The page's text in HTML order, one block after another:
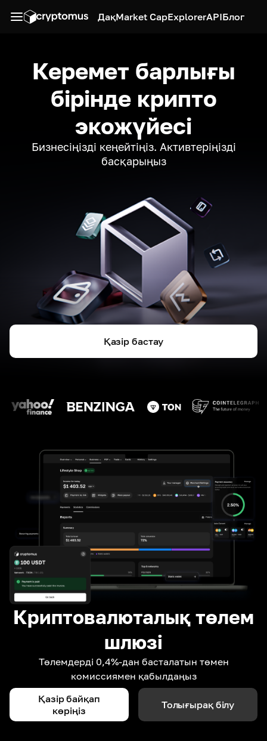
ДақMarket CapExplorerAPIБлог
Керемет барлығы
бірінде крипто
экожүйесі
Бизнесіңізді кеңейтіңіз. Активтеріңізді
басқарыңыз
Қазір бастау
Криптовалюталық төлем
шлюзі
Төлемдерді 0,4%-дан басталатын төмен
комиссиямен қабылдаңыз
Қазір байқап
көріңіз
Толығырақ білу